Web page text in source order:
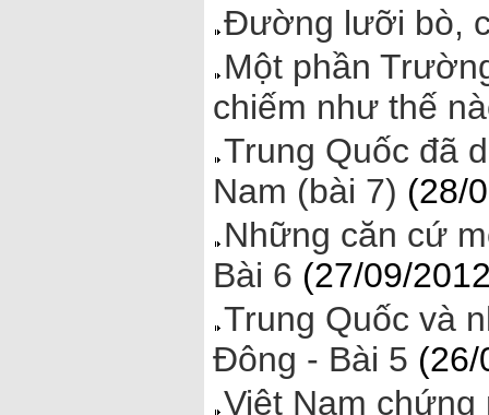
Đường lưỡi bò,
Một phần
chiếm như thế
Trung Quốc đã
Nam (bài 7) (28/
Những căn cứ
Bài 6 (27/09/
Trung Quốc và
Đông - Bài 5 (26/
Việt Nam